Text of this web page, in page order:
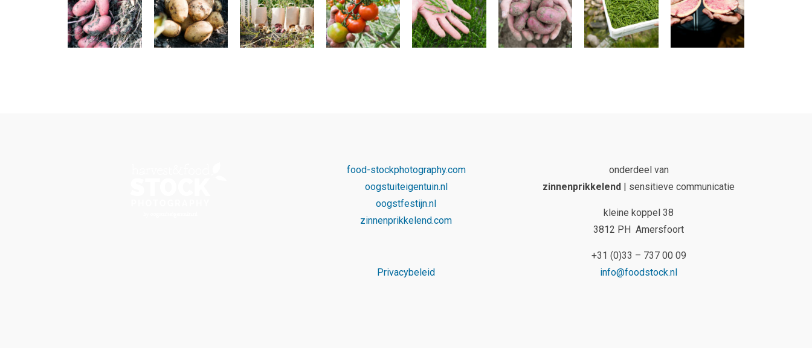
food-stockphotography.com
oogstuiteigentuin.nl
oogstfestijn.nl
zinnenprikkelend.com
Privacybeleid
onderdeel van
zinnenprikkelend | sensitieve communicatie
kleine koppel 38
3812 PH Amersfoort
+31 (0)33 – 737 00 09
info@foodstock.nl